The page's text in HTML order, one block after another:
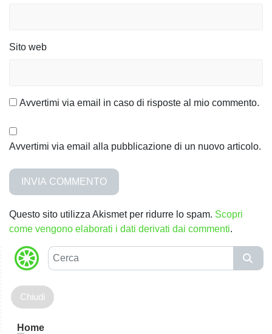
l
Sito web
Avvertimi via email in caso di risposte al mio commento.
Avvertimi via email alla pubblicazione di un nuovo articolo.
Questo sito utilizza Akismet per ridurre lo spam. Scopri
come vengono elaborati i dati derivati dai commenti.
C
e
c
Home